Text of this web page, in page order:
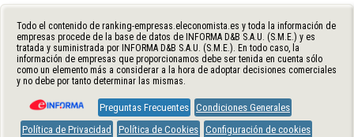
Todo el contenido de ranking-empresas.eleconomista.es y toda la información de
empresas procede de la base de datos de INFORMA D&B S.A.U. (S.M.E.) y es
tratada y suministrada por INFORMA D&B S.A.U. (S.M.E.). En todo caso, la
información de empresas que proporcionamos debe ser tenida en cuenta sólo
como un elemento más a considerar a la hora de adoptar decisiones comerciales
y no debe por tanto determinar las mismas.
Preguntas Frecuentes Condiciones Generales
Política de Privacidad
Política de Cookies Configuración de cookies